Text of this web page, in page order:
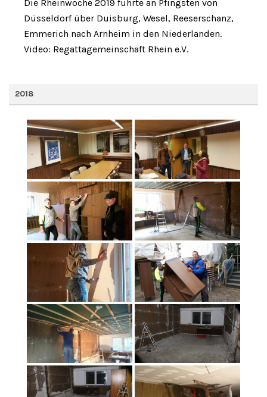
Die Rheinwoche 2019 führte an Pfingsten von
Düsseldorf über Duisburg, Wesel, Reeserschanz,
Emmerich nach Arnheim in den Niederlanden.
Video: Regattagemeinschaft Rhein e.V.
2018